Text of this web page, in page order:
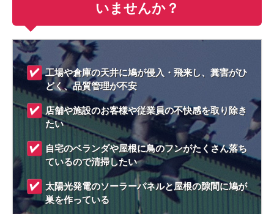
いませんか？
工場や倉庫の天井に鳩が侵入・飛来し、糞害がひ
どく、品質管理が不安
店舗や施設のお客様や従業員の不快感を取り除き
たい
自宅のベランダや屋根に鳥のフンがたくさん落ち
ているので清掃したい
太陽光発電のソーラーパネルと屋根の隙間に鳩が
巣を作っている